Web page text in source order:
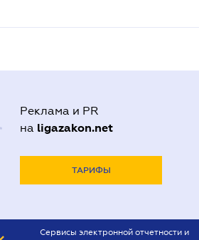
Реклама и PR
на ligazakon.net
ТАРИФЫ
Сервисы электронной отчетности и